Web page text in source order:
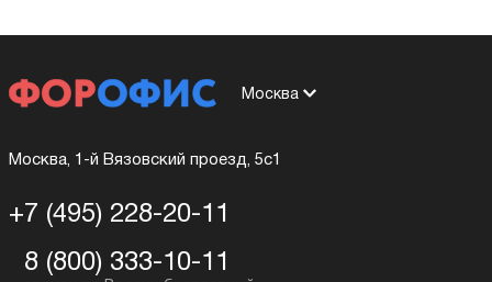
Москва
Москва, 1-й Вязовский проезд, 5с1
+7 (495) 228-20-11
8 (800) 333-10-11